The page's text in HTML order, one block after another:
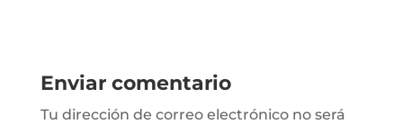
Enviar comentario
Tu dirección de correo electrónico no será